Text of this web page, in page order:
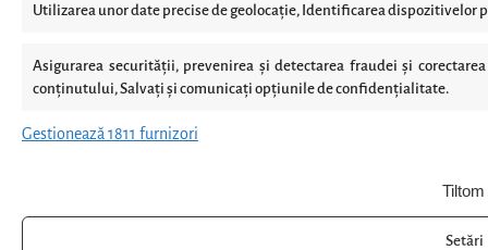
Utilizarea unor date precise de geolocație, Identificarea dispozitivelor
Asigurarea securității, prevenirea și detectarea fraudei și
conținutului, Salvați și comunicați opțiunile de confidențialitate.
Gestionează 1811 furnizori
Tiltom
Setări